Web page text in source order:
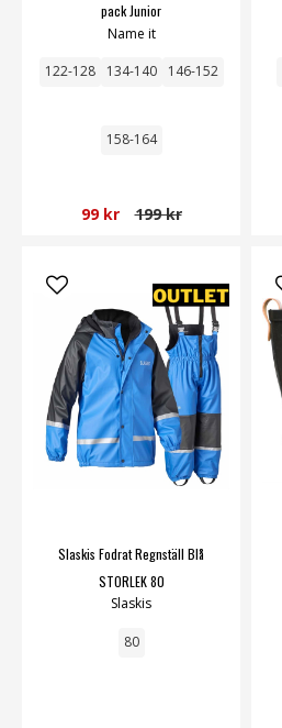
pack Junior
Name it
122-128 134-140 146-152
158-164
99 kr 199 kr
Slaskis Fodrat Regnställ Blå
STORLEK 80
Slaskis
80